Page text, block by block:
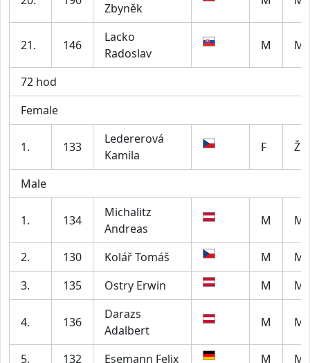
Zbyněk
21. 146
Lacko
Radoslav
M
72 hod
Female
1. 133
Ledererová
Kamila
F
Male
1. 134
Michalitz
Andreas
M
2. 130 Kolář Tomáš M
3.
135 Ostry Erwin M
4. 136
Darazs
Adalbert
M
5. 132 Esemann Felix M